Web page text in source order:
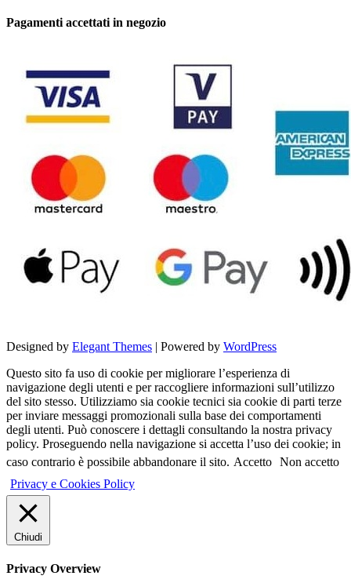
Pagamenti accettati in negozio
Designed by Elegant Themes | Powered by WordPress
Questo sito fa uso di cookie per migliorare l’esperienza di
navigazione degli utenti e per raccogliere informazioni sull’utilizzo
del sito stesso. Utilizziamo sia cookie tecnici sia cookie di parti terze
per inviare messaggi promozionali sulla base dei comportamenti
degli utenti. Può conoscere i dettagli consultando la nostra privacy
policy. Proseguendo nella navigazione si accetta l’uso dei cookie; in
caso contrario è possibile abbandonare il sito. Accetto Non accetto
Privacy e Cookies Policy
Chiudi
Privacy Overview